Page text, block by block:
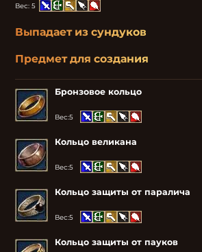
Вес:5
Выпадает из сундуков
Предмет для создания
Бронзовое кольцо
Вес:5
Кольцо великана
Вес:5
Кольцо защиты от паралича
Вес:5
Кольцо защиты от пауков